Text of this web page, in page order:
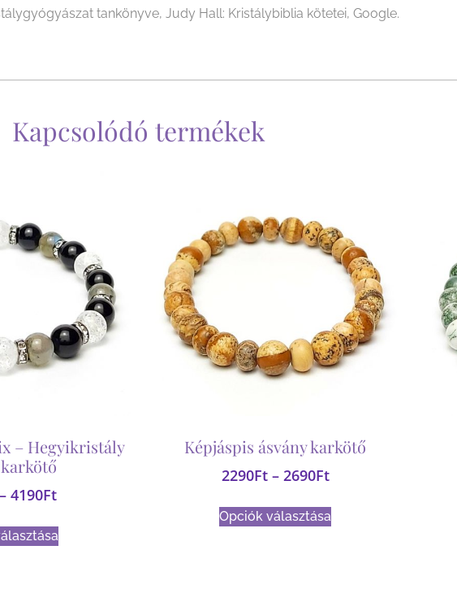
tankönyve, Judy Hall: Kristálybiblia kötetei, Google.
Kapcsolódó termékek
– Hegyikristály
– 4190Ft
Képjáspis ásvány karkötő
2290Ft – 2690Ft
Opciók választása